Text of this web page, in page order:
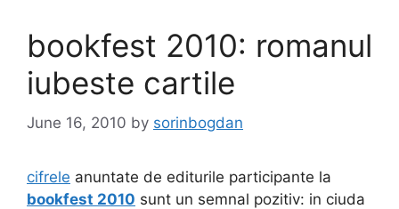
bookfest 2010: romanul
iubeste cartile
June 16, 2010 by sorinbogdan
cifrele anuntate de editurile participante la
bookfest 2010 sunt un semnal pozitiv: in ciuda